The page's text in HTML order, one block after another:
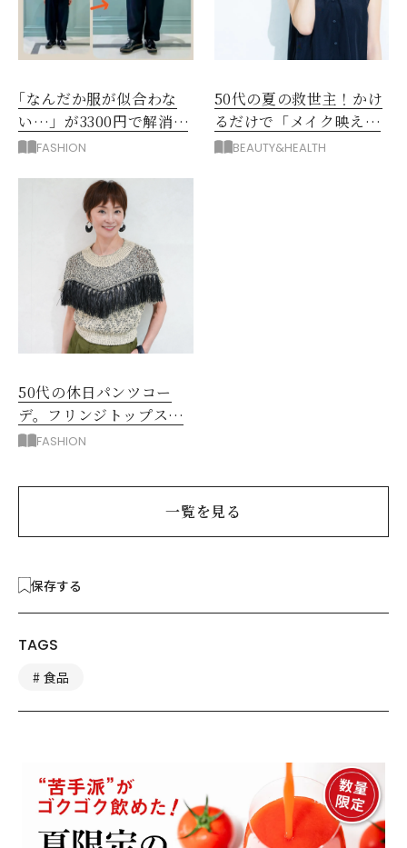
｢なんだか服が似合わな
い…」が3300円で解消！
阪神梅田のサービスが神
FASHION
50代の夏の救世主！かけ
るだけで「メイク映え」
する眼鏡
BEAUTY&HEALTH
50代の休日パンツコー
デ。フリンジトップスを
主役に洗練アースカラー
FASHION
一覧を見る
保存する
TAGS
食品